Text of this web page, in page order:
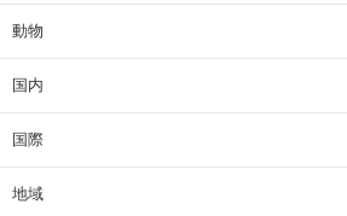
動物
国内
国際
地域